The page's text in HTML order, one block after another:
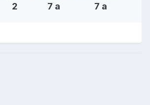
2 7 a 7 a